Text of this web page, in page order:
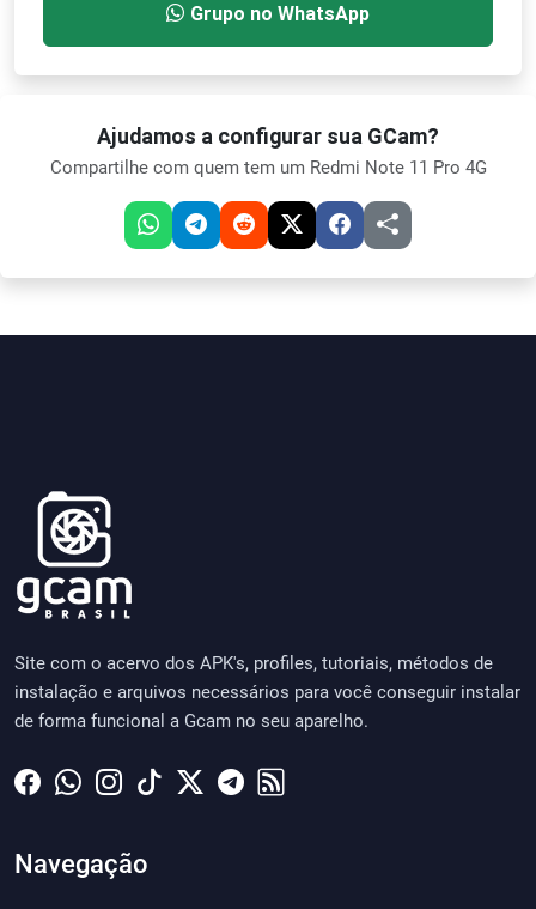
Grupo no WhatsApp
Ajudamos a configurar sua GCam?
Compartilhe com quem tem um Redmi Note 11 Pro 4G
Site com o acervo dos APK's, profiles, tutoriais, métodos de
instalação e arquivos necessários para você conseguir instalar
de forma funcional a Gcam no seu aparelho.
Navegação